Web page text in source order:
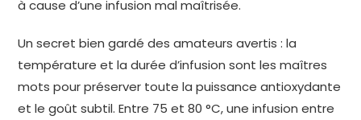
à cause d’une infusion mal maîtrisée.
Un secret bien gardé des amateurs avertis : la
température et la durée d’infusion sont les maîtres
mots pour préserver toute la puissance antioxydante
et le goût subtil. Entre 75 et 80 °C, une infusion entre